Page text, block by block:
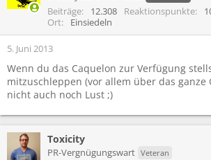
Beiträge 12.308 Reaktionspunkte
Ort
Einsiedeln
5. Juni 2013
Wenn du das Caquelon zur Verfügung
mitzuschleppen (vor allem über das ganze
nicht auch noch Lust ;)
Toxicity
PR-Vergnügungswart Veteran